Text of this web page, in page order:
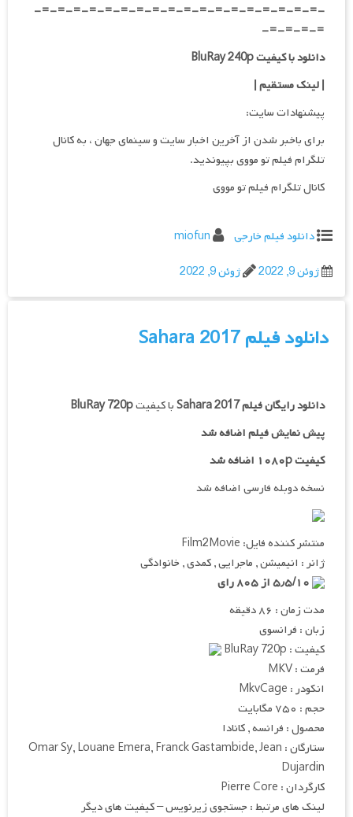
-=-=-=-=-=-=-=-=-=-=-=-=-=-=-=-=-=-=-
=-=-=-=-
دانلود با کیفیت BluRay 240p
| لینک مستقیم |
پیشنهادات سایت:
برای باخبر شدن از آخرین اخبار سایت و سینمای جهان ، به کانال
تلگرام فیلم تو مووی بپیوندید.
کانال تلگرام فیلم تو مووی
دانلود فیلم خارجی
miofun
ژوئن 9, 2022
ژوئن 9, 2022
دانلود فیلم Sahara 2017
دانلود رایگان فیلمSahara 2017با کیفیتBluRay 720p
پیش نمایش فیلم اضافه شد
کیفیت ۱۰۸۰p اضافه شد
نسخه دوبله فارسی اضافه شد
منتشر کننده فایل: Film2Movie
ژانر : انیمیشن , ماجرایی , کمدی , خانوادگی
مدت زمان : ۸۶ دقیقه
زبان : فرانسوی
کیفیت : BluRay 720p
فرمت : MKV
انکودر : MkvCage
حجم : ۷۵۰ مگابایت
محصول : فرانسه , کانادا
ستارگان : Omar Sy, Louane Emera, Franck Gastambide, Jean
Dujardin
کارگردان : Pierre Core
لینک های مرتبط : جستجوی زیرنویس – کیفیت های دیگر